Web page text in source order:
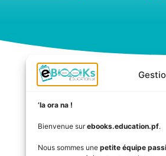
’Ia ora na !
Bienvenue surebooks.education.pf.
Nous sommes une petite équipe
Niveaux
par cycle
Outils